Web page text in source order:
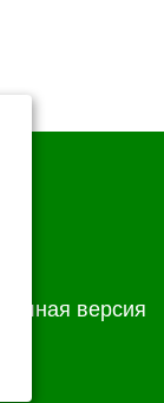
Полная версия